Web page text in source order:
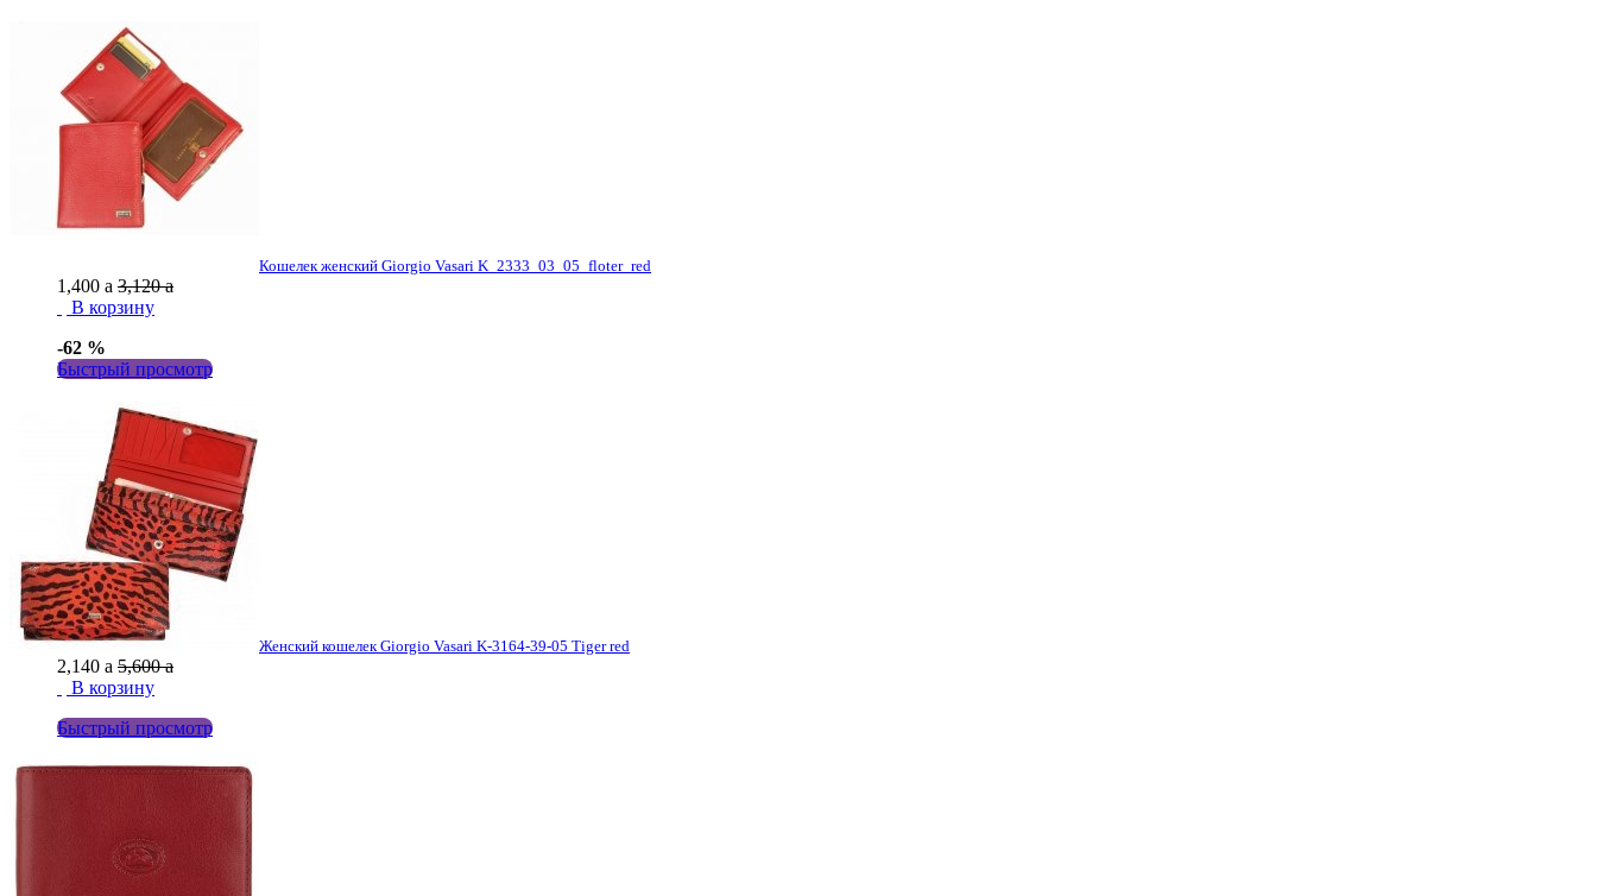
Кошелек женский Giorgio Vasari K_2333_03_05_floter_red
1,400 a 3,120a
В корзину
-62 %
Быстрый просмотр
Женский кошелек Giorgio Vasari K-3164-39-05 Tiger red
2,140 a 5,600a
В корзину
Быстрый просмотр